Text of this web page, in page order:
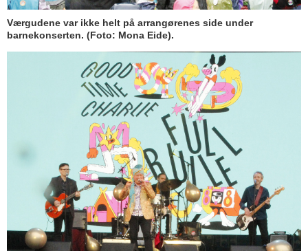
Værgudene var ikke helt på arrangørenes side under
barnekonserten. (Foto: Mona Eide).